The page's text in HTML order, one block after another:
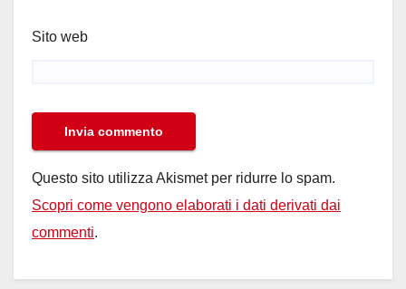
Sito web
Questo sito utilizza Akismet per ridurre lo spam.
Scopri come vengono elaborati i dati derivati dai
commenti.